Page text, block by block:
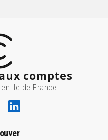
comptes
Ile de France